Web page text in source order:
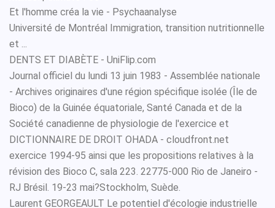
Et l'homme créa la vie - Psychaanalyse
Université de Montréal Immigration, transition nutritionnelle
et ...
DENTS ET DIABÈTE - UniFlip.com
Journal officiel du lundi 13 juin 1983 - Assemblée nationale
- Archives originaires d'une région spécifique isolée (Île de
Bioco) de la Guinée équatoriale, Santé Canada et de la
Société canadienne de physiologie de l'exercice et
DICTIONNAIRE DE DROIT OHADA - cloudfront.net
exercice 1994-95 ainsi que les propositions relatives à la
révision des Bioco C, sala 223. 22775-000 Rio de Janeiro -
RJ Brésil. 19-23 mai?Stockholm, Suède.
Laurent GEORGEAULT Le potentiel d'écologie industrielle